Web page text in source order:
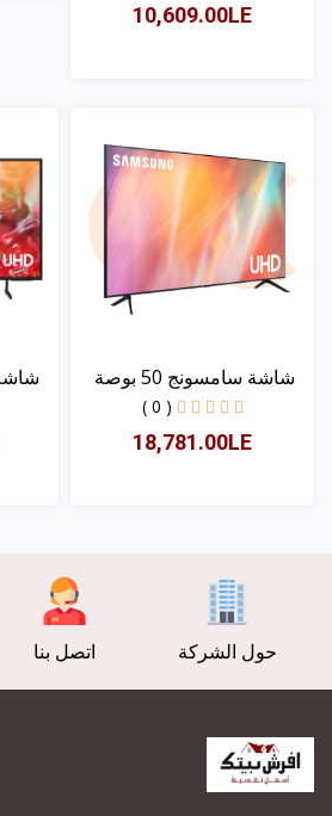
10,609.00LE
شاشة سامسونج 50 بوصة
( 0 )
18,781.00LE
حول الشركة اتصل بنا